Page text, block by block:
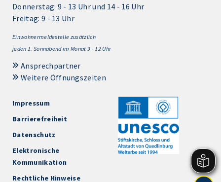
Donnerstag: 9 - 13 Uhr und 14 - 16 Uhr
Freitag: 9 - 13 Uhr
Einwohnermeldestelle zusätzlich
jeden 1. Sonnabend im Monat 9 - 12 Uhr
Ansprechpartner
Weitere Öffnungszeiten
Impressum
Barrierefreiheit
Datenschutz
Elektronische
Kommunikation
Rechtliche Hinweise